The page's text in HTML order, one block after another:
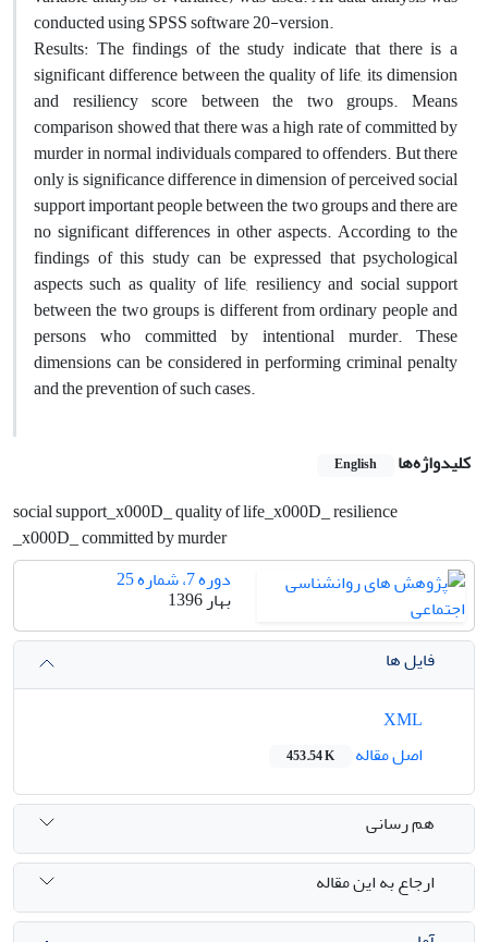
conducted using SPSS software 20-version.
Results: The findings of the study indicate that there is a
significant difference between the quality of life, its dimension
and resiliency score between the two groups. Means
comparison showed that there was a high rate of committed by
murder in normal individuals compared to offenders. But there
only is significance difference in dimension of perceived social
support important people between the two groups and there are
no significant differences in other aspects. According to the
findings of this study can be expressed that psychological
aspects such as quality of life, resiliency and social support
between the two groups is different from ordinary people and
persons who committed by intentional murder. These
dimensions can be considered in performing criminal penalty
and the prevention of such cases.
کلیدواژه‌ها English
social support_x000D_ quality of life_x000D_ resilience
_x000D_ committed by murder
دوره 7، شماره 25
بهار 1396
فایل ها
اصل مقاله
453.54 K
هم رسانی
ارجاع به این مقاله